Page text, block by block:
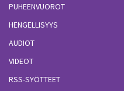
PUHEENVUOROT
HENGELLISYYS
AUDIOT
VIDEOT
RSS-SYÖTTEET